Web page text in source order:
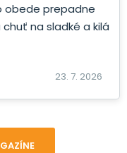
obede prepadne
na sladké a kilá
23. 7. 2026